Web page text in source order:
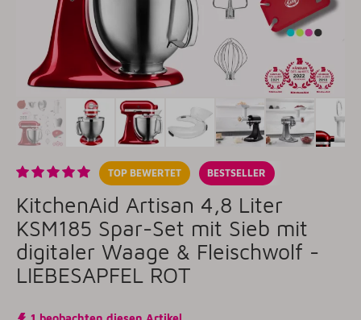
TOP BEWERTET BESTSELLER
KitchenAid Artisan 4,8 Liter
KSM185 Spar-Set mit Sieb mit
digitaler Waage & Fleischwolf -
LIEBESAPFEL ROT